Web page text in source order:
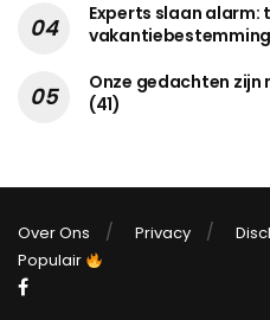
Experts slaan
vakantiebestemming
Onze gedachten zijn
(41)
Over Ons Privacy
Populair